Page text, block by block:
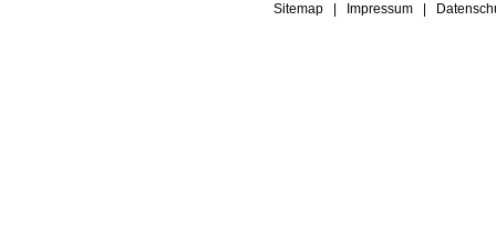
Sitemap Impressum